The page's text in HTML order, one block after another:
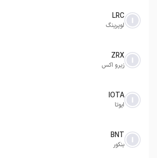
LRC
لوپرینگ
ZRX
زیرو اکس
IOTA
ایوتا
BNT
بنکور